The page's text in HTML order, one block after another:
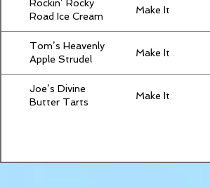
Rockin’ Rocky
Road Ice Cream
Make It
Tom’s Heavenly
Apple Strudel
Make It
Joe’s Divine
Butter Tarts
Make It